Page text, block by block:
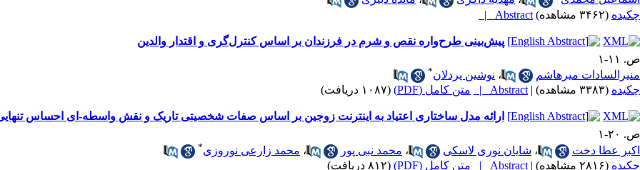
چکیده (۳۴۶۲ مشاهده) Abstract |
پیش‌بینی طرح‌واره نقص و شرم در فرزندان بر اساس کنترل‌گری و اقتدار والدین
ص. ۱۱-۱
منیرالسادات میرهاشم
، نوشین پردلان*
چکیده (۳۳۸۳ مشاهده) |
Abstract | متن کامل (PDF) (۱۰۸۷ دریافت)
ارائه مدل ساختاری اعتیاد به اینترنت زوجین بر اساس صفات شخصیتی تاریک و نقش واسطه-ای احساس
ص. ۲۰-۱
اکبر عطا دخت
، شایان نوری لاسکی ، محمد نبی پور ، محمد زارعی نوروزی*
چکیده (۲۸۱۶ مشاهده) |
Abstract | متن کامل (PDF) (۸۱۲ دریافت)